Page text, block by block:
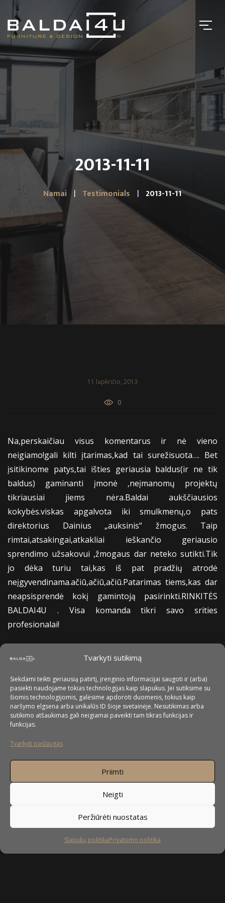
Tvarkyti sutikimą
Siekdami teikti geriausią patirtį, įrenginio informacijai saugoti ir (arba)
pasiekti naudojame tokias technologijas kaip slapukus. Jei sutiksime su
šiomis technologijomis, galėsime apdoroti duomenis, tokius kaip
naršymo elgsena arba unikalūs ID šioje svetainėje. Nesutikimas arba
sutikimo atšaukimas gali neigiamai paveikti tam tikras funkcijas ir
funkcijas.
Tvarkyti paslaugas
Priimti
Neigti
Peržiūrėti nuostatas
Slapukų politikaPrivatumo politika
2013-11-11
Namai Testimonials 2013-11-11
11 lapkričio, 2013
0
Na,perskaičiau visus komentarus ir nė vieno
neigiamo!gali kilti įtarimas,kad tai surežisuota…. Bet
įsitikinome patys,tai išties geriausia baldus(ir ne tik
baldus) gaminanti įmonė ,neįmanomų projektų
tikriausiai jiems nėra.Baldai aukščiausios
kokybės.viskas apgalvota iki smulkmenų,o pats
direktorius Dainius „auksinis“ žmogus. Taip
rimtai,atsakingai,atkakliai ieškančio geriausio
sprendimo užsakovui ,žmogaus dar neteko sutikti.Tik
jo dėka turiu tai,kas iš pat pradžių atrodė
neįgyvendinama.ačiū,ačiū,ačiū.Patarimas tiems,kas dar
neapsisprendė kokį gamintoją pasirinkti.RINKITĖS
BALDAI4U . Visa komanda tikri savo srities
profesionalai!
Raimundas
Sekite mus